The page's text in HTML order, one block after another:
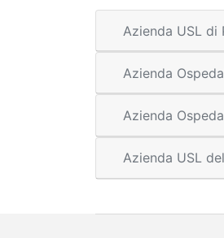
Azienda USL di
Azienda
Azienda
Azienda USL